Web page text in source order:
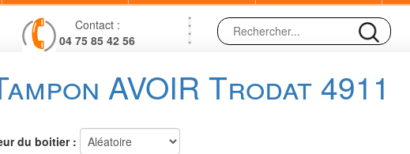
Contact :
04 75 85 42 56
AVOIR Trodat 4911
du boitier :